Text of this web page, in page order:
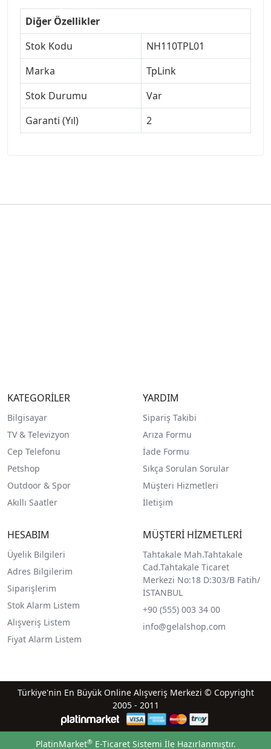
Diğer Özellikler
Stok Kodu
NH110TPL01
Marka
TpLink
Stok Durumu
Var
Garanti (Yıl)
2
KATEGORİLER
Bilgisayar
TV & Televizyon
Cep Telefonu
Petshop
Outdoor & Spor
Akıllı Saatler
YARDIM
Sipariş Takibi
Arıza Formu
İade Formu
Sıkça Sorulan Sorular
Müşteri Hizmetleri
İletişim
HESABIM
Üyelik Bilgileri
Adres Bilgilerim
Siparişlerim
Stok Alarm Listem
Alışveriş Listem
Fiyat Alarm Listem
MÜŞTERİ HİZMETLERİ
Tahtakale Mah.Tahtakale
Cad.Tahtakale Ticaret
Merkezi No:18 D:303/B Fatih/
İSTANBUL
+90 (555) 003 34 00
info@gelalshop.com
Türkiye'nin En Büyük Online Alışveriş Merkezi © Copyright
2005 - 2011
PlatinMarket®E-Ticaret Sistemi İle Hazırlanmıştır.